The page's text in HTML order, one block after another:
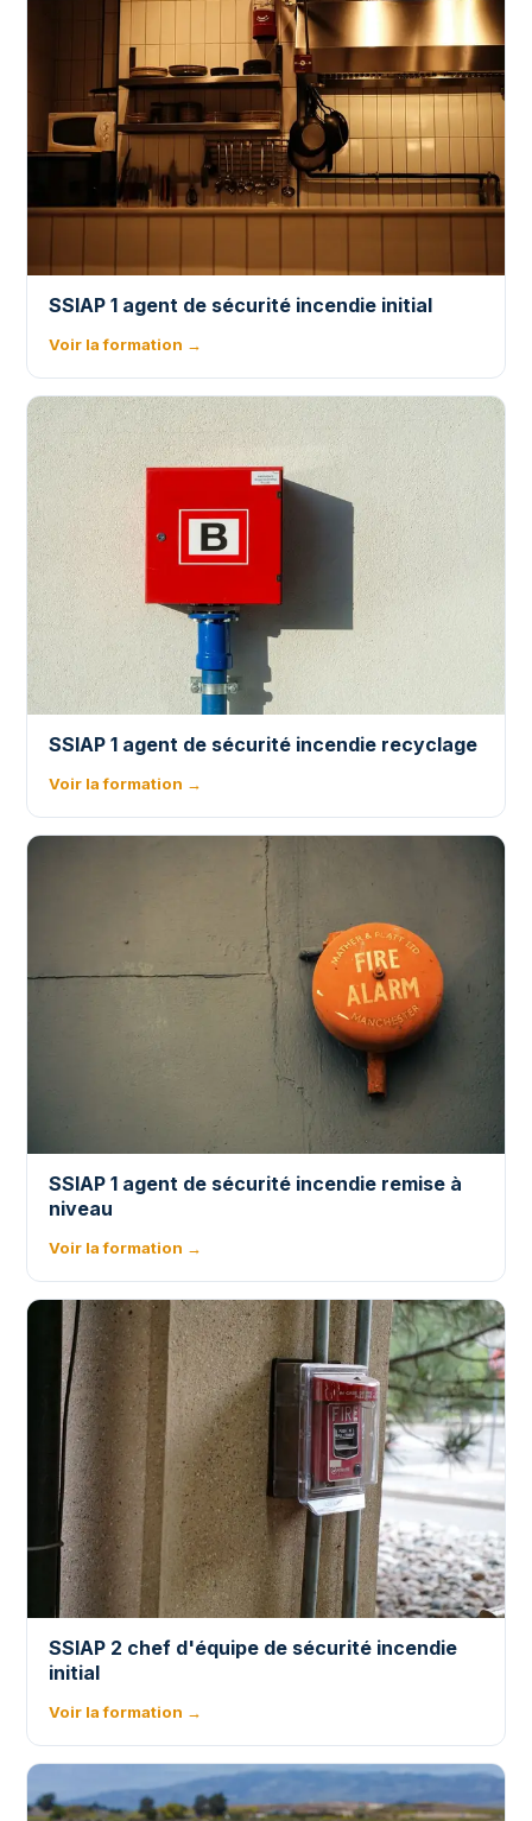
SSIAP 1 agent de sécurité incendie initial
Voir la formation →
SSIAP 1 agent de sécurité incendie recyclage
Voir la formation →
SSIAP 1 agent de sécurité incendie remise à
niveau
Voir la formation →
SSIAP 2 chef d'équipe de sécurité incendie
initial
Voir la formation →